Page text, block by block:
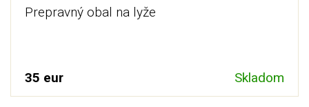
Prepravný obal na lyže
35 eur Skladom